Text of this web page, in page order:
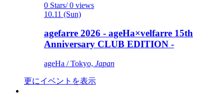
0 Stars/ 0 views
10.11 (Sun)
agefarre 2026 - ageHa×velfarre 15th
Anniversary CLUB EDITION -
ageHa / Tokyo, Japan
更にイベントを表示